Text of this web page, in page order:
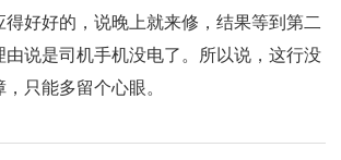
好好的，说晚上就来修，结果等到第二
由说是司机手机没电了。所以说，这行没
只能多留个心眼。